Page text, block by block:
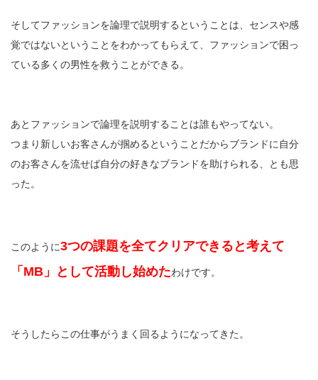
そしてファッションを論理で説明するということは、センスや感
覚ではないということをわかってもらえて、ファッションで困っ
ている多くの男性を救うことができる。
あとファッションで論理を説明することは誰もやってない。
つまり新しいお客さんが掴めるということだからブランドに自分
のお客さんを流せば自分の好きなブランドを助けられる、とも思
った。
このように3つの課題を全てクリアできると考えて
「MB」として活動し始めたわけです。
そうしたらこの仕事がうまく回るようになってきた。